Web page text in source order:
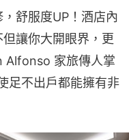
舒服度UP！酒店內
讓你大開眼界，更
Alfonso 家旅傳人掌
足不出戶都能擁有非